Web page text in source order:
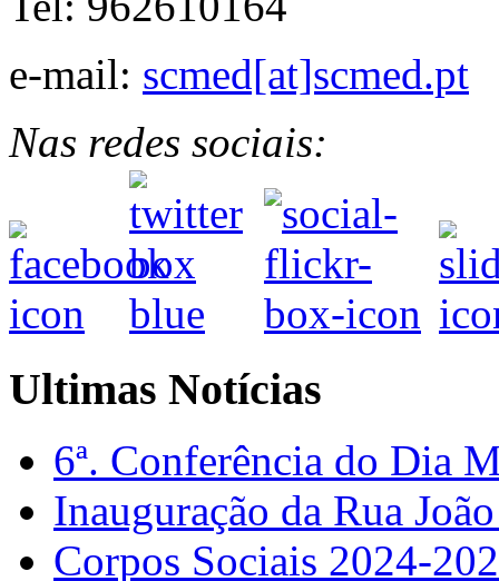
e-mail: scmed[at]scmed.pt
Nas redes sociais:
Ultimas Notícias
6ª. Conferência do Dia
Inauguração da Rua
Corpos Sociais 2024-